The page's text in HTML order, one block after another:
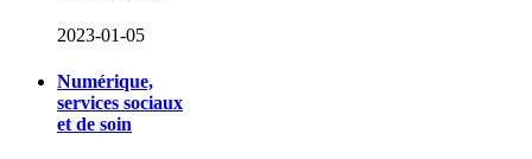
2023-01-05
Numérique,
services sociaux
et de soin